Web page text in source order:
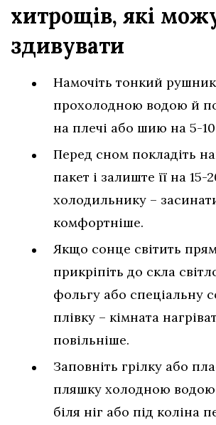
хитрощів, які
здивувати
Намочіть тонкий рушник
прохолодною водою й
на плечі або шию на 5-
Перед сном покладіть
пакет і залиште її на
холодильнику –
комфортніше.
Якщо сонце світить
прикріпіть до скла
фольгу або спеціальну
плівку – кімната
повільніше.
Заповніть грілку або
пляшку холодною водою
біля ніг або під коліна